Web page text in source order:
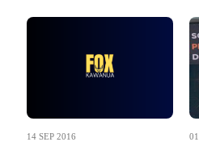
14 SEP 2016